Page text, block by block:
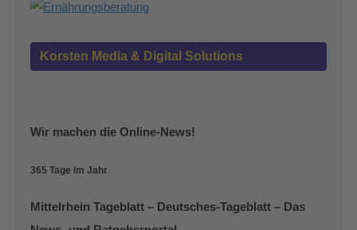
Korsten Media & Digital Solutions
Wir machen die Online-News!
365 Tage im Jahr
Mittelrhein Tageblatt – Deutsches-Tageblatt – Das